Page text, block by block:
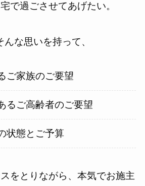
で過ごさせてあげたい。
な思いを持って、
ご家族のご要望
るご高齢者のご要望
状態とご予算
をとりながら、本気でお施主